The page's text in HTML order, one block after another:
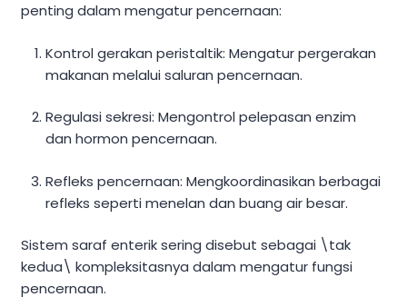
penting dalam mengatur pencernaan:
Kontrol gerakan peristaltik: Mengatur pergerakan
makanan melalui saluran pencernaan.
Regulasi sekresi: Mengontrol pelepasan enzim
dan hormon pencernaan.
Refleks pencernaan: Mengkoordinasikan berbagai
refleks seperti menelan dan buang air besar.
Sistem saraf enterik sering disebut sebagai \tak
kedua\ kompleksitasnya dalam mengatur fungsi
pencernaan.